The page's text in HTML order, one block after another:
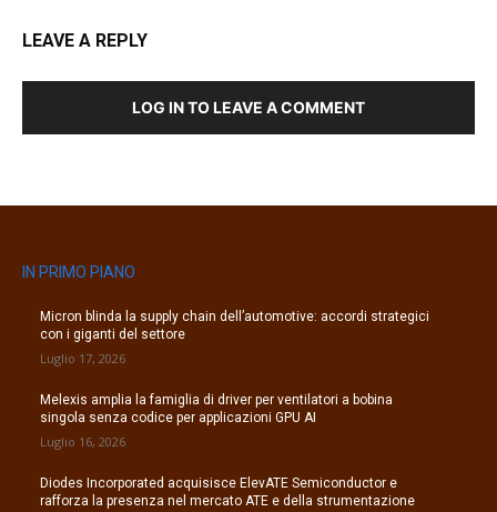
LEAVE A REPLY
LOG IN TO LEAVE A COMMENT
IN PRIMO PIANO
Micron blinda la supply chain dell’automotive: accordi strategici
con i giganti del settore
Luglio 17, 2026
Melexis amplia la famiglia di driver per ventilatori a bobina
singola senza codice per applicazioni GPU AI
Luglio 16, 2026
Diodes Incorporated acquisisce ElevATE Semiconductor e
rafforza la presenza nel mercato ATE e della strumentazione